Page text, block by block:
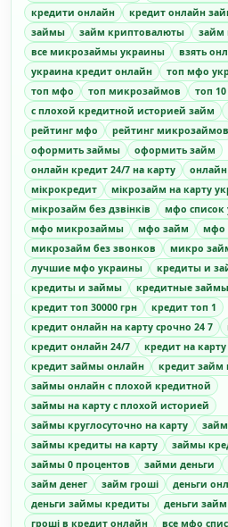
кредити онлайн
кредит онлайн
займы
займ криптовалюты
займ
все микрозаймы украины
взять
украина кредит онлайн
топ мфо
топ мфо
топ микрозаймов топ
с плохой кредитной историей займ
рейтинг мфо
рейтинг микрозаймов
оформить займы
оформить займ
онлайн кредит 24/7 на карту
мікрокредит
мікрозайм на карту
мікрозайм без дзвінків
мфо список
мфо микрозаймы
мфо займ
мфо
микрозайм без звонков
микро
лучшие мфо украины
кредиты и
кредиты и займы
кредитные
кредит топ 30000 грн
кредит топ 1
кредит онлайн на карту срочно 24 7
кредит онлайн 24/7
кредит на
кредит займы онлайн
кредит займ
займы онлайн с плохой кредитной
займы на карту с плохой историей
займы круглосуточно на карту
займы кредиты на карту
займы
займы 0 процентов
займи деньги
займ денег
займ гроші
деньги
деньги займы кредиты
деньги
гроші в кредит онлайн
все мфо